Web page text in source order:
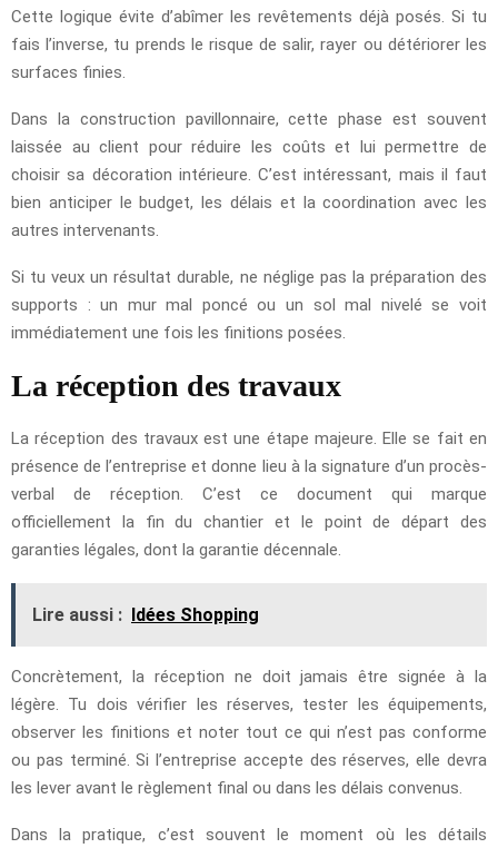
Cette logique évite d’abîmer les revêtements déjà posés. Si tu
fais l’inverse, tu prends le risque de salir, rayer ou détériorer les
surfaces finies.
Dans la construction pavillonnaire, cette phase est souvent
laissée au client pour réduire les coûts et lui permettre de
choisir sa décoration intérieure. C’est intéressant, mais il faut
bien anticiper le budget, les délais et la coordination avec les
autres intervenants.
Si tu veux un résultat durable, ne néglige pas la préparation des
supports : un mur mal poncé ou un sol mal nivelé se voit
immédiatement une fois les finitions posées.
La réception des travaux
La réception des travaux est une étape majeure. Elle se fait en
présence de l’entreprise et donne lieu à la signature d’un procès-
verbal de réception. C’est ce document qui marque
officiellement la fin du chantier et le point de départ des
garanties légales, dont la garantie décennale.
Lire aussi : Idées Shopping
Concrètement, la réception ne doit jamais être signée à la
légère. Tu dois vérifier les réserves, tester les équipements,
observer les finitions et noter tout ce qui n’est pas conforme
ou pas terminé. Si l’entreprise accepte des réserves, elle devra
les lever avant le règlement final ou dans les délais convenus.
Dans la pratique, c’est souvent le moment où les détails